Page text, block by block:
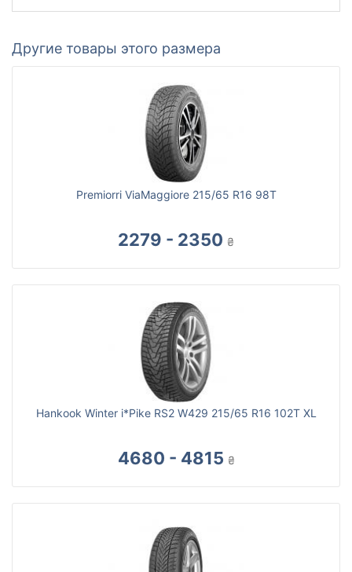
Другие товары этого размера
Premiorri ViaMaggiore 215/65 R16 98T
2279 - 2350 ₴
Hankook Winter i*Pike RS2 W429 215/65 R16 102T XL
4680 - 4815 ₴